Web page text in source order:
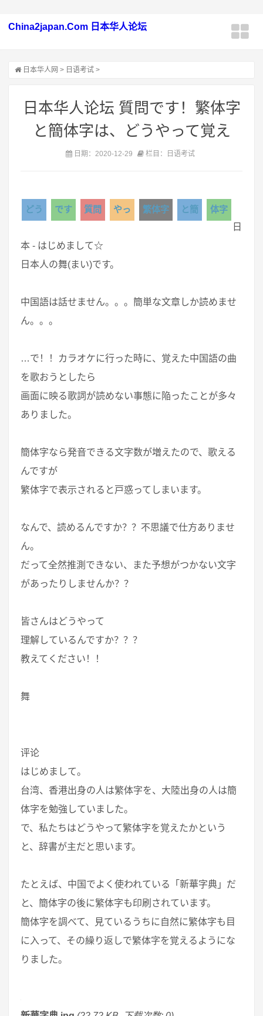
China2japan.Com 日本华人论坛
日本华人网 > 日语考试 >
日本华人论坛 質問です！繁体字
と簡体字は、どうやって覚え
日期：2020-12-29 栏目：日语考试
どう です 質問 やっ 繁体字 と簡
体字
日
本 - はじめまして☆
日本人の舞(まい)です。
中国語は話せません。。。簡単な文章しか読めませ
ん。。。
…で！！カラオケに行った時に、覚えた中国語の曲
を歌おうとしたら
画面に映る歌詞が読めない事態に陥ったことが多々
ありました。
簡体字なら発音できる文字数が増えたので、歌える
んですが
繁体字で表示されると戸惑ってしまいます。
なんで、読めるんですか？？不思議で仕方ありませ
ん。
だって全然推測できない、また予想がつかない文字
があったりしませんか？？
皆さんはどうやって
理解しているんですか？？？
教えてください！！
舞
评论
はじめまして。
台湾、香港出身の人は繁体字を、大陸出身の人は簡
体字を勉強していました。
で、私たちはどうやって繁体字を覚えたかという
と、辞書が主だと思います。
たとえば、中国でよく使われている「新華字典」だ
と、簡体字の後に繁体字も印刷されています。
簡体字を調べて、見ているうちに自然に繁体字も目
に入って、その繰り返しで繁体字を覚えるようにな
りました。